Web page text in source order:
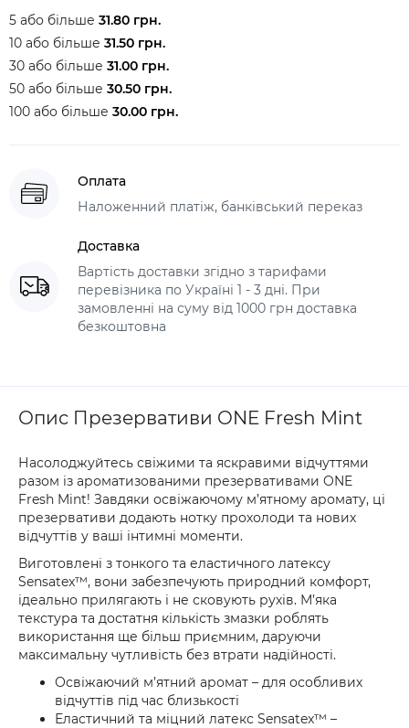
5 або більше 31.80 грн.
10 або більше 31.50 грн.
30 або більше 31.00 грн.
50 або більше 30.50 грн.
100 або більше 30.00 грн.
Оплата
Наложенний платіж, банківський переказ
Доставка
Вартість доставки згідно з тарифами
перевізника по Україні 1 - 3 дні. При
замовленні на суму від 1000 грн доставка
безкоштовна
Опис Презервативи ONE Fresh Mint
Насолоджуйтесь свіжими та яскравими відчуттями
разом із ароматизованими презервативами ONE
Fresh Mint! Завдяки освіжаючому м’ятному аромату, ці
презервативи додають нотку прохолоди та нових
відчуттів у ваші інтимні моменти.
Виготовлені з тонкого та еластичного латексу
Sensatex™, вони забезпечують природний комфорт,
ідеально прилягають і не сковують рухів. М’яка
текстура та достатня кількість змазки роблять
використання ще більш приємним, даруючи
максимальну чутливість без втрати надійності.
Освіжаючий м’ятний аромат – для особливих
відчуттів під час близькості
Еластичний та міцний латекс Sensatex™ –